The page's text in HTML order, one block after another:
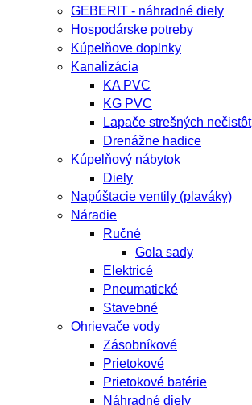
GEBERIT - náhradné diely
Hospodárske potreby
Kúpelňove doplnky
Kanalizácia
KA PVC
KG PVC
Lapače strešných nečistôt
Drenážne hadice
Kúpelňový nábytok
Diely
Napúštacie ventily (plaváky)
Náradie
Ručné
Gola sady
Elektricé
Pneumatické
Stavebné
Ohrievače vody
Zásobníkové
Prietokové
Prietokové batérie
Náhradné diely